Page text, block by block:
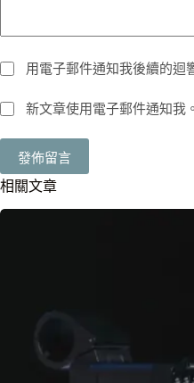
用電子郵件通知我後續的迴
新文章使用電子郵件通知我。
發佈留言
相關文章